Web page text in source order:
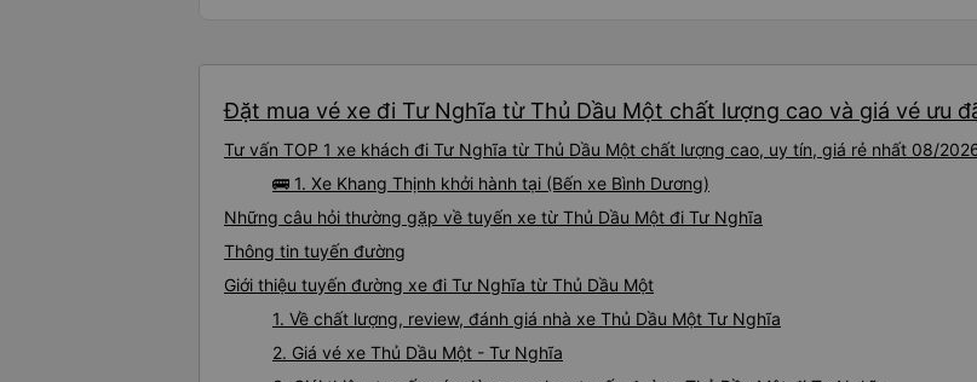
khác. Mà hình như nhà xe này chạy ra tới quãng ngãi.và trả
chuyến xe mình hk chê chổ nào đc luôn.xe rất là
nhà xe ngày
Đặt mua vé xe đi Tư Nghĩa từ Thủ Dầu Một chất lượng cao và giá vé ưu
Tư vấn TOP 1 xe khách đi Tư Nghĩa từ Thủ Dầu Một chất lượng cao, uy tín, giá rẻ nhất 08/
🚌 1. Xe Khang Thịnh khởi hành tại (Bến xe Bình Dương)
Những câu hỏi thường gặp về tuyến xe từ Thủ Dầu Một đi Tư Nghĩa
Thông tin tuyến đường
Giới thiệu tuyến đường xe đi Tư Nghĩa từ Thủ Dầu Một
1. Về chất lượng, review, đánh giá nhà xe Thủ Dầu Một Tư Nghĩa
2. Giá vé xe Thủ Dầu Một - Tư Nghĩa